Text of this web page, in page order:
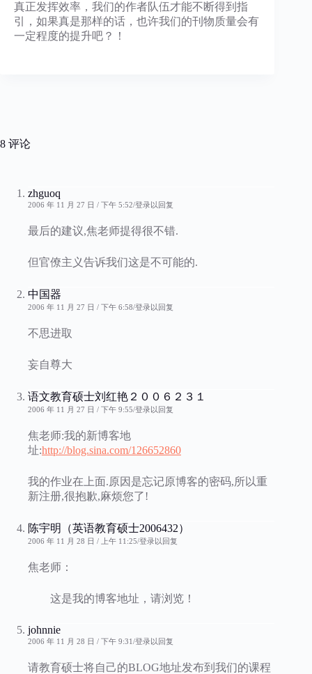
真正发挥效率，我们的作者队伍才能不断得到指
引，如果真是那样的话，也许我们的刊物质量会有
一定程度的提升吧？！
8 评论
zhguoq
2006 年 11 月 27 日 / 下午 5:52 登录以回复
最后的建议,焦老师提得很不错.
但官僚主义告诉我们这是不可能的.
中国器
2006 年 11 月 27 日 / 下午 6:58 登录以回复
不思进取
妄自尊大
语文教育硕士刘红艳２００６２３１
2006 年 11 月 27 日 / 下午 9:55 登录以回复
焦老师:我的新博客地
址:http://blog.sina.com/126652860
我的作业在上面.原因是忘记原博客的密码,所以重
新注册,很抱歉,麻烦您了!
陈宇明（英语教育硕士2006432）
2006 年 11 月 28 日 / 上午 11:25 登录以回复
焦老师：
这是我的博客地址，请浏览！
johnnie
2006 年 11 月 28 日 / 下午 9:31 登录以回复
请教育硕士将自己的BLOG地址发布到我们的课程